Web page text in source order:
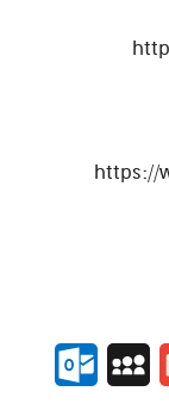
Gmail
MySpace